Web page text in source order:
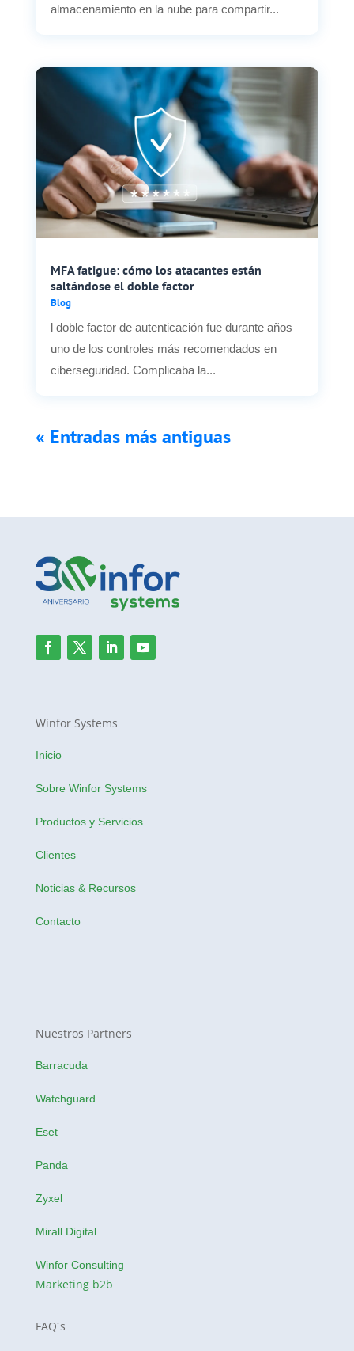
almacenamiento en la nube para compartir...
MFA fatigue: cómo los atacantes están
saltándose el doble factor
Blog
l doble factor de autenticación fue durante años
uno de los controles más recomendados en
ciberseguridad. Complicaba la...
« Entradas más antiguas
Winfor Systems
Inicio
Sobre Winfor Systems
Productos y Servicios
Clientes
Noticias & Recursos
Contacto
Nuestros Partners
Barracuda
Watchguard
Eset
Panda
Zyxel
Mirall Digital
Winfor Consulting
Marketing b2b
FAQ´s